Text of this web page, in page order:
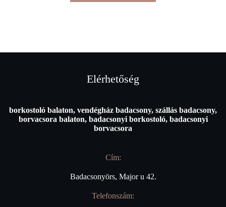
Elérhetőség
borkostoló balaton, vendégház badacsony, szállás badacsony,
borvacsora balaton, badacsonyi borkostoló, badacsonyi
borvacsora
Cím:
Badacsonyörs, Major u 42.
Telefonszám: